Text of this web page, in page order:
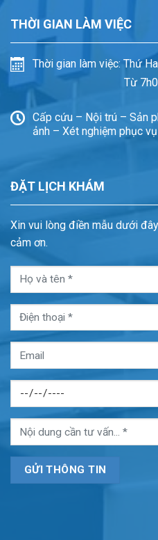
THỜI GIAN LÀM VIỆC
Thời gian làm việc: Thứ
Từ 7h00 đến
Cấp cứu – Nội trú – Sản
ảnh – Xét nghiệm phục
ĐẶT LỊCH KHÁM
Xin vui lòng điền mẫu dưới
cảm ơn.